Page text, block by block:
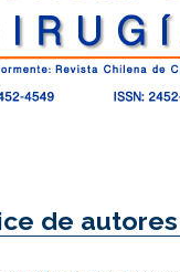
de autores